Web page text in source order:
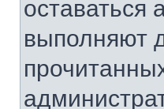
оставаться
выполняют